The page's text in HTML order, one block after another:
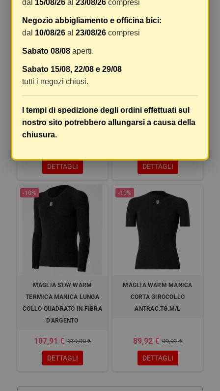
-10%
DETTAGLI
-10%
DETTAGLI
-10%
MAGLIA STAY WARM
TERMICA MANICA LUNGA
COLLO QUADRATO IN FIBRA
D'ARGENTO
107,91 € 119,90 €
DETTAGLI
-10%
MAGLIA WARM MANICA
CORTA GIROCOLLO
ANTRAC.TG.M/L
89,92 € 99,91 €
DETTAGLI
dal 15/08/26 al23/08/26 compresi
Negozio abbigliamento e officina bici:
dal 10/08/26 al23/08/26 compresi
Sabato 08/08 aperti.
Sabato 15/08, 22/08 e 29/08
tutti i negozi chiusi.
I tempi di spedizione degli ordini effettuati sul
nostro sito potrebbero allungarsi a causa della
chiusura.